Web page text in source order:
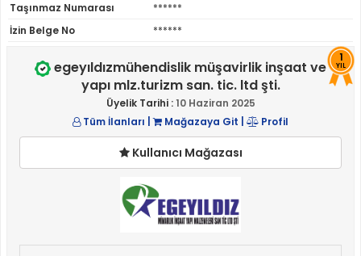
Taşınmaz Numarası
******
İzin Belge No
******
1
YIL
egeyıldızmühendislik müşavirlik inşaat ve
yapı mlz.turizm san. tic. ltd şti.
Üyelik Tarihi :10 Haziran 2025
Tüm İlanları | Mağazaya Git Profil
Kullanıcı Mağazası